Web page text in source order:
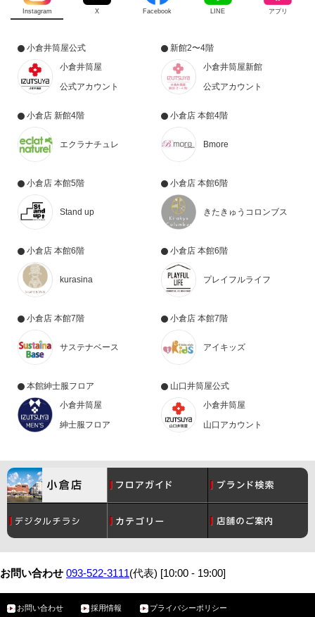
Instagram X Facebook LINE アプリ
小倉井筒屋公式
小倉井筒屋
公式アカウント
新館2〜4階
小倉井筒屋新館
公式アカウント
小倉店 新館4階
エクラナチュレ
小倉店 本館4階
Bmore
小倉店 本館5階
Stand up
小倉店 本館6階
きたきゅうコロンブス
小倉店 本館6階
kurasina
小倉店 本館6階
プレイフルライフ
小倉店 本館7階
サステナベース
小倉店 本館7階
アイキッズ
本館紳士服フロア
小倉井筒屋
紳士服フロア
山口井筒屋公式
小倉井筒屋
山口アカウント
コスメ レディース
メンズ ベビー・こども
月間催事スケジュール グルメ
サービスガイド アクセス・駐車場
お問い合わせ 093-522-3111(代表) [10:00 - 19:00]
お問い合わせ 採用情報 プライバシーポリシー